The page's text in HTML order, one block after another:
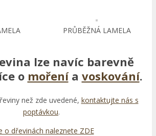
PRŮBĚŽNÁ LAMELA
lze navíc barevně
o mořenía voskování.
než zde uvedené, kontaktujte nás s
poptávkou.
o dřevinách naleznete ZDE